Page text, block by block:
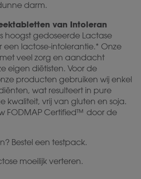
darm.
van Intoleran
hoogst gedoseerde Lactase
een lactose-intolerantie.* Onze
veel zorg en aandacht
eigen diëtisten. Voor de
producten gebruiken wij enkel
wat resulteert in pure
kwaliteit, vrij van gluten en soja.
FODMAP Certified™ door de
Bestel een testpack.
moeilijk verteren.